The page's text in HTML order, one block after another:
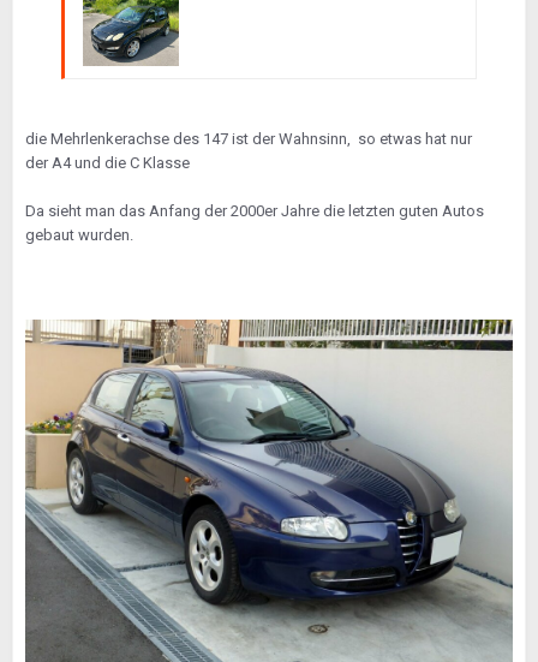
die Mehrlenkerachse des 147 ist der Wahnsinn, so etwas hat nur
der A4 und die C Klasse
Da sieht man das Anfang der 2000er Jahre die letzten guten Autos
gebaut wurden.